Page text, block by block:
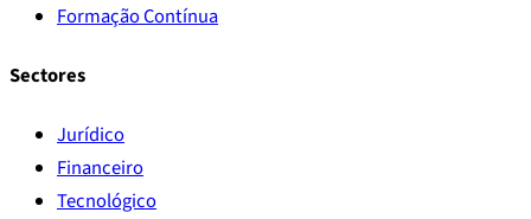
Formação Contínua
Sectores
Jurídico
Financeiro
Tecnológico